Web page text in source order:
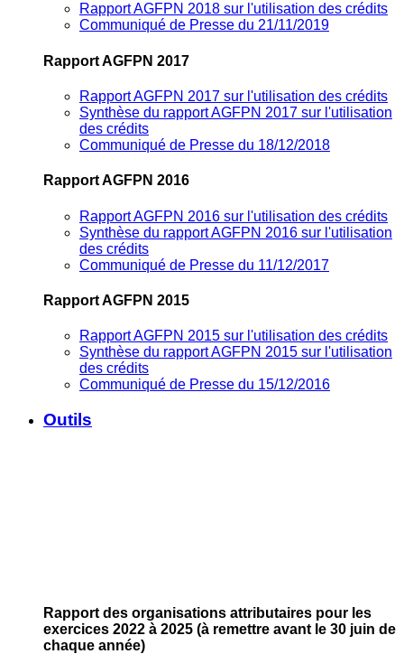
Rapport AGFPN 2018 sur l'utilisation des crédits
Communiqué de Presse du 21/11/2019
Rapport AGFPN 2017
Rapport AGFPN 2017 sur l'utilisation des crédits
Synthèse du rapport AGFPN 2017 sur l'utilisation
des crédits
Communiqué de Presse du 18/12/2018
Rapport AGFPN 2016
Rapport AGFPN 2016 sur l'utilisation des crédits
Synthèse du rapport AGFPN 2016 sur l'utilisation
des crédits
Communiqué de Presse du 11/12/2017
Rapport AGFPN 2015
Rapport AGFPN 2015 sur l'utilisation des crédits
Synthèse du rapport AGFPN 2015 sur l'utilisation
des crédits
Communiqué de Presse du 15/12/2016
Outils
Rapport des organisations attributaires pour les
exercices 2022 à 2025 (à remettre avant le 30 juin de
chaque année)